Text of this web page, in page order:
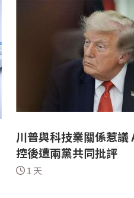
川普與科技業關係惹議
控後遭兩黨共同批評
1 天